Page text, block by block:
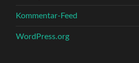
Kommentar-Feed
WordPress.org